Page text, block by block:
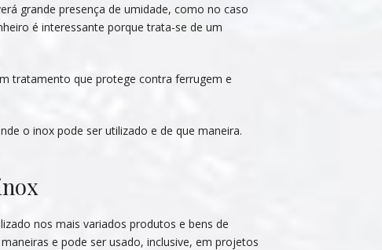
grande presença de umidade, como no caso
é interessante porque trata-se de um
tratamento que protege contra ferrugem e
o inox pode ser utilizado e de que maneira.
nos mais variados produtos e bens de
e pode ser usado, inclusive, em projetos